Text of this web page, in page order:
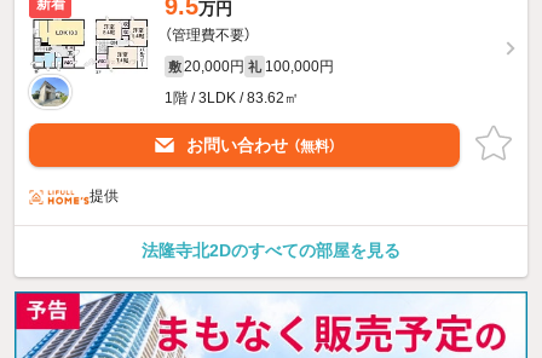
9.5万円
（管理費不要）
敷 20,000円 礼 100,000円
1階 / 3LDK / 83.62㎡
お問い合わせ （無料）
提供
法隆寺北2Dのすべての部屋を見る